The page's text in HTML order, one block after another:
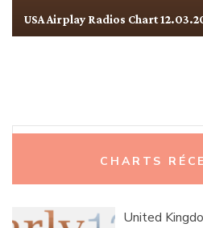
USA Airplay Radios Chart
CHARTS
United